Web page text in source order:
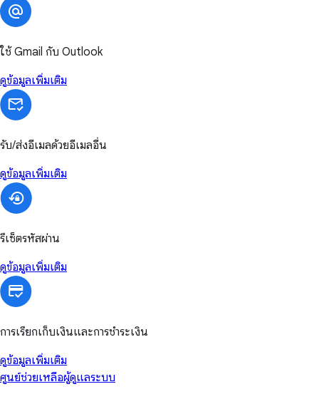
ใช้ Gmail กับ Outlook
ดูข้อมูลเพิ่มเติม
รับ/ส่งอีเมลด้วยอีเมลอื่น
ดูข้อมูลเพิ่มเติม
รีเซ็ตรหัสผ่าน
ดูข้อมูลเพิ่มเติม
การเรียกเก็บเงินและการชำระเงิน
ดูข้อมูลเพิ่มเติม
ศูนย์ช่วยเหลือผู้ดูแลระบบ